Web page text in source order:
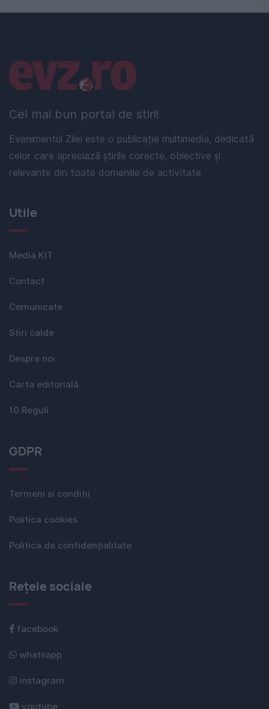
Cel mai bun portal de stiri!
Evenimentul Zilei este o publicație multimedia, dedicată
celor care apreciază știrile corecte, obiective și
relevante din toate domeniile de activitate
Linkuri utile
Utile
Media KIT
Contact
Comunicate
Stiri calde
Despre noi
Carta editorială
10 Reguli
GDPR
Termeni si conditii
Politica cookies
Politica de confidențialitate
Rețele sociale
facebook
whatsapp
instagram